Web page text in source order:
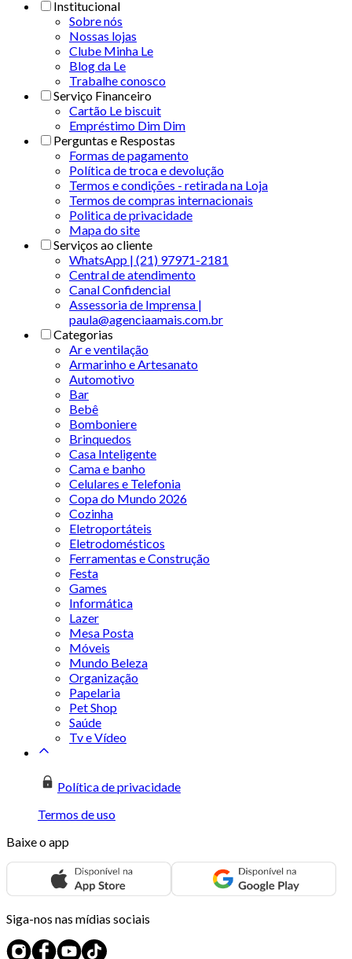
Institucional
Sobre nós
Nossas lojas
Clube Minha Le
Blog da Le
Trabalhe conosco
Serviço Financeiro
Cartão Le biscuit
Empréstimo Dim Dim
Perguntas e Respostas
Formas de pagamento
Política de troca e devolução
Termos e condições - retirada na Loja
Termos de compras internacionais
Politica de privacidade
Mapa do site
Serviços ao cliente
WhatsApp | (21) 97971-2181
Central de atendimento
Canal Confidencial
Assessoria de Imprensa |
paula@agenciaamais.com.br
Categorias
Ar e ventilação
Armarinho e Artesanato
Automotivo
Bar
Bebê
Bomboniere
Brinquedos
Casa Inteligente
Cama e banho
Celulares e Telefonia
Copa do Mundo 2026
Cozinha
Eletroportáteis
Eletrodomésticos
Ferramentas e Construção
Festa
Games
Informática
Lazer
Mesa Posta
Móveis
Mundo Beleza
Organização
Papelaria
Pet Shop
Saúde
Tv e Vídeo
Política de privacidade
Termos de uso
Baixe o app
Siga-nos nas mídias sociais